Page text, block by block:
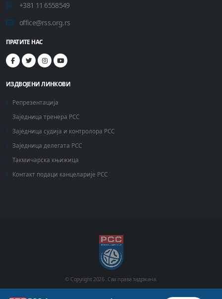
+381 11 6558549
office@rss.org.rs
ПРАТИТЕ НАС
ИЗДВОЈЕНИ ЛИНКОВИ
Репрезентација
Заједница тренера РСС
Заједница судија и контролора РСС
Заједница делегата РСС
Такмичарска књижица
Контакт подаци канцеларије РСС
© Copyright2026 . Сва права задржана.